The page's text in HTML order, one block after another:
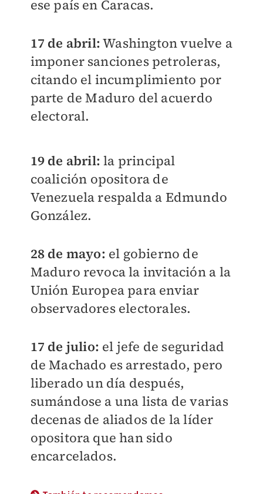
ese país en Caracas.
17 de abril:Washington vuelve a
imponer sanciones petroleras,
citando el incumplimiento por
parte de Maduro del acuerdo
electoral.
19 de abril:la principal
coalición opositora de
Venezuela respalda a Edmundo
González.
28 de mayo: el gobierno de
Maduro revoca la invitación a la
Unión Europea para enviar
observadores electorales.
17 de julio: el jefe de seguridad
de Machado es arrestado, pero
liberado un día después,
sumándose a una lista de varias
decenas de aliados de la líder
opositora que han sido
encarcelados.